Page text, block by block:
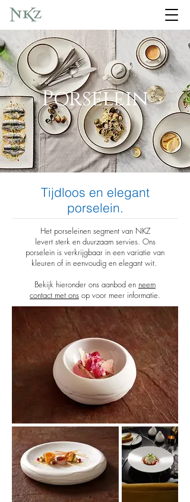
Porselein
Tijdloos en elegant
porselein.
Het porseleinen segment van NKZ
levert sterk en duurzaam servies. Ons
porselein is verkrijgbaar in een variatie van
kleuren of in eenvoudig en elegant wit.
Bekijk hieronder ons aanbod en neem
contact met ons op voor meer informatie.